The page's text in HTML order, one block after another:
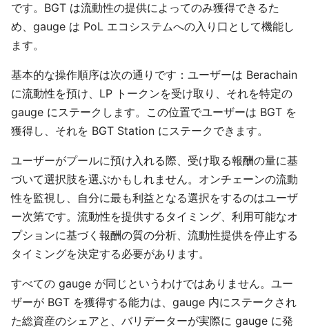
です。BGT は流動性の提供によってのみ獲得できるた
め、gauge は PoL エコシステムへの入り口として機能し
ます。
基本的な操作順序は次の通りです：ユーザーは Berachain
に流動性を預け、LP トークンを受け取り、それを特定の
gauge にステークします。この位置でユーザーは BGT を
獲得し、それを BGT Station にステークできます。
ユーザーがプールに預け入れる際、受け取る報酬の量に基
づいて選択肢を選ぶかもしれません。オンチェーンの流動
性を監視し、自分に最も利益となる選択をするのはユーザ
ー次第です。流動性を提供するタイミング、利用可能なオ
プションに基づく報酬の質の分析、流動性提供を停止する
タイミングを決定する必要があります。
すべての gauge が同じというわけではありません。ユー
ザーが BGT を獲得する能力は、gauge 内にステークされ
た総資産のシェアと、バリデーターが実際に gauge に発